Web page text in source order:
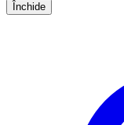
Închide